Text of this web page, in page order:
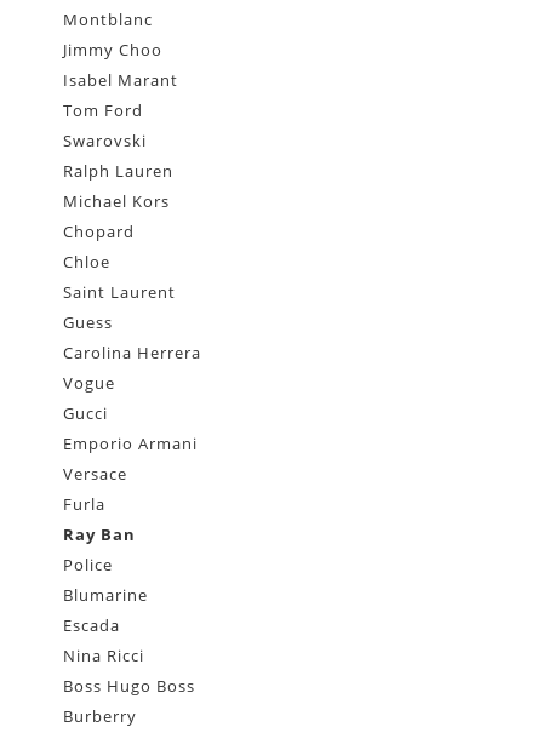
Montblanc
Jimmy Choo
Isabel Marant
Tom Ford
Swarovski
Ralph Lauren
Michael Kors
Chopard
Chloe
Saint Laurent
Guess
Carolina Herrera
Vogue
Gucci
Emporio Armani
Versace
Furla
Ray Ban
Police
Blumarine
Escada
Nina Ricci
Boss Hugo Boss
Burberry